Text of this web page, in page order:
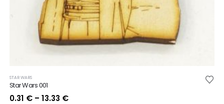
STAR WARS
Star Wars 001
0.31 € – 13.33 €Price